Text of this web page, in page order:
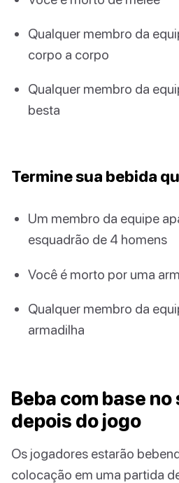
Qualquer membro da
corpo a corpo
Qualquer membro da
besta
Termine sua bebida
Um membro da equipe
esquadrão de 4 homens
Você é morto por uma
Qualquer membro da
armadilha
Beba com base
depois do jogo
Os jogadores estarão
colocação em uma partida